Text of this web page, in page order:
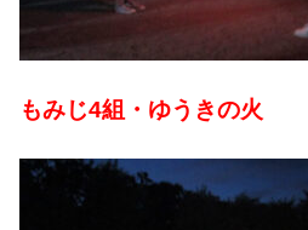
もみじ4組・ゆうきの火